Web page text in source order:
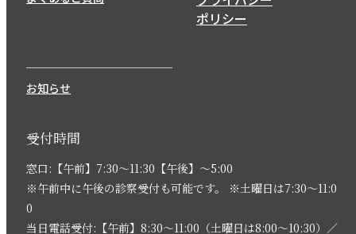
ポリシー
お知らせ
受付時間
窓口:【午前】7:30〜11:30【午後】〜5:00
※午前中に午後の診察受付も可能です。 ※土曜日は7:30〜11:0
0
当日電話受付:【午前】8:30〜11:00（土曜日は8:00〜10:30）／